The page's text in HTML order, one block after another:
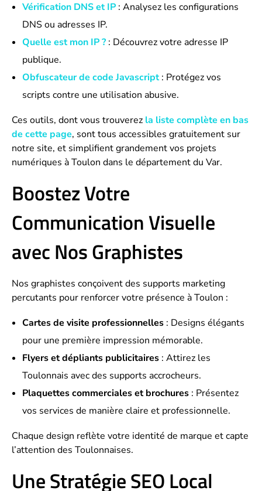
Vérification DNS et IP: Analysez les configurations
DNS ou adresses IP.
Quelle est mon IP ?: Découvrez votre adresse IP
publique.
Obfuscateur de code Javascript: Protégez vos
scripts contre une utilisation abusive.
Ces outils, dont vous trouverez la liste complète en bas
de cette page, sont tous accessibles gratuitement sur
notre site, et simplifient grandement vos projets
numériques à Toulon dans le département du Var.
Boostez Votre
Communication Visuelle
avec Nos Graphistes
Nos graphistes conçoivent des supports marketing
percutants pour renforcer votre présence à Toulon :
Cartes de visite professionnelles: Designs élégants
pour une première impression mémorable.
Flyers et dépliants publicitaires: Attirez les
Toulonnais avec des supports accrocheurs.
Plaquettes commerciales et brochures: Présentez
vos services de manière claire et professionnelle.
Chaque design reflète votre identité de marque et capte
l’attention des Toulonnaises.
Une Stratégie SEO Local